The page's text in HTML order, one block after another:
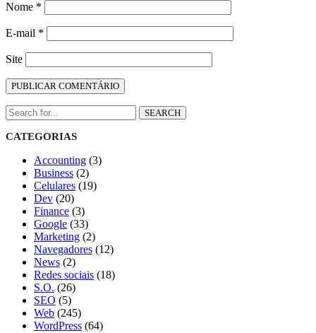
Nome *
E-mail *
Site
SEARCH
CATEGORIAS
Accounting (3)
Business (2)
Celulares (19)
Dev (20)
Finance (3)
Google (33)
Marketing (2)
Navegadores (12)
News (2)
Redes sociais (18)
S.O. (26)
SEO (5)
Web (245)
WordPress (64)